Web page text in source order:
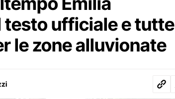
testo ufficiale e tutte
le zone alluvionate